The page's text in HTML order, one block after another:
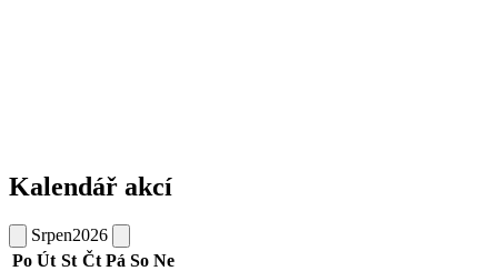
Kalendář akcí
Srpen2026
Po Út St Čt Pá So Ne